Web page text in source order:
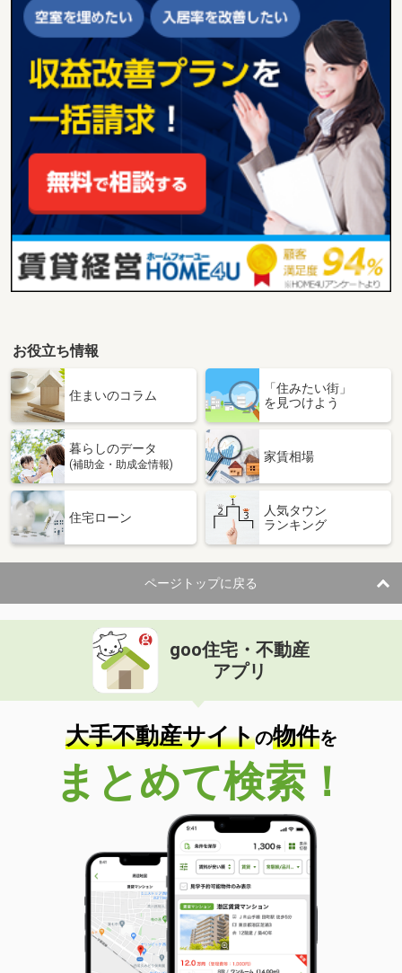
お役立ち情報
住まいのコラム
「住みたい街」
を見つけよう
暮らしのデータ
(補助金・助成金情報)
家賃相場
住宅ローン
人気タウン
ランキング
ページトップに戻る
goo住宅・不動産
アプリ
大手不動産サイトの物件を
まとめて検索！